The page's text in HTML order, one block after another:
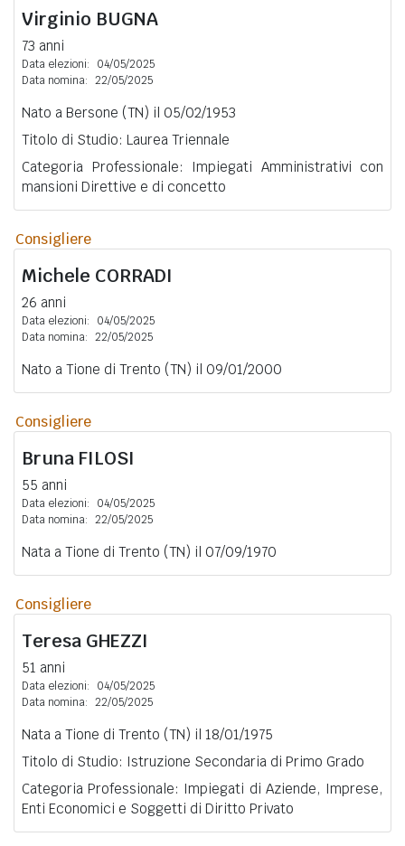
Virginio BUGNA
73 anni
Data elezioni:
04/05/2025
Data nomina: 22/05/2025
Nato a Bersone (TN) il 05/02/1953
Titolo di Studio: Laurea Triennale
Categoria Professionale: Impiegati Amministrativi con
mansioni Direttive e di concetto
Consigliere
Michele CORRADI
26 anni
Data elezioni:
04/05/2025
Data nomina: 22/05/2025
Nato a Tione di Trento (TN) il 09/01/2000
Consigliere
Bruna FILOSI
55 anni
Data elezioni:
04/05/2025
Data nomina: 22/05/2025
Nata a Tione di Trento (TN) il 07/09/1970
Consigliere
Teresa GHEZZI
51 anni
Data elezioni:
04/05/2025
Data nomina: 22/05/2025
Nata a Tione di Trento (TN) il 18/01/1975
Titolo di Studio: Istruzione Secondaria di Primo Grado
Categoria Professionale: Impiegati di Aziende, Imprese,
Enti Economici e Soggetti di Diritto Privato